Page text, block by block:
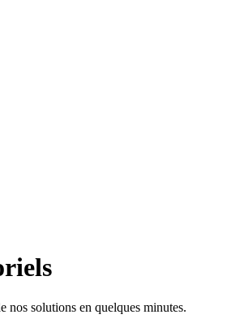
nos solutions en quelques minutes.